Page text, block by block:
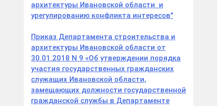
архитектуры Ивановской области и
урегулированию конфликта интересов"
Приказ Департамента строительства и
архитектуры Ивановской области от
30.01.2018 N 9 «Об утверждении порядка
участия государственных гражданских
служащих Ивановской области,
замещающих должности государственной
гражданской службы в Департаменте